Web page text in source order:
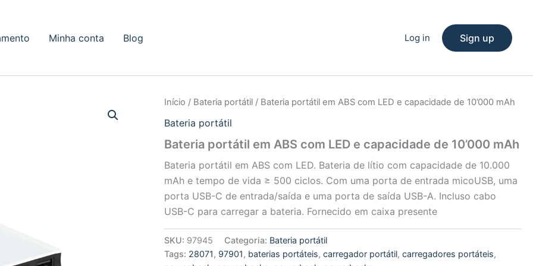
Minha conta Blog Log in Sign up
Início / Bateria portátil / Bateria portátil em ABS com LED e capacidade de 10’000 mAh
Bateria portátil
Bateria portátil em ABS com LED e capacidade de 10’000 mAh
Bateria portátil em ABS com LED. Bateria de lítio com capacidade de 10.000
mAh e tempo de vida ≥ 500 ciclos. Com uma porta de entrada micoUSB, uma
porta USB-C de entrada/saída e uma porta de saída USB-A. Incluso cabo
USB-C para carregar a bateria. Fornecido em caixa presente
SKU: 97945 Categoria: Bateria portátil
Tags: 28071, 97901, baterias portáteis,carregador portátil,carregadores portáteis,